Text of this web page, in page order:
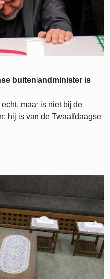
buitenlandminister is
maar is niet bij de
hij is van de Twaalfdaagse